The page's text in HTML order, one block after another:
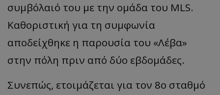
συμβόλαιό του με την ομάδα του MLS.
Καθοριστική για τη συμφωνία
αποδείχθηκε η παρουσία του «Λέβα»
στην πόλη πριν από δύο εβδομάδες.
Συνεπώς, ετοιμάζεται για τον 8ο σταθμό